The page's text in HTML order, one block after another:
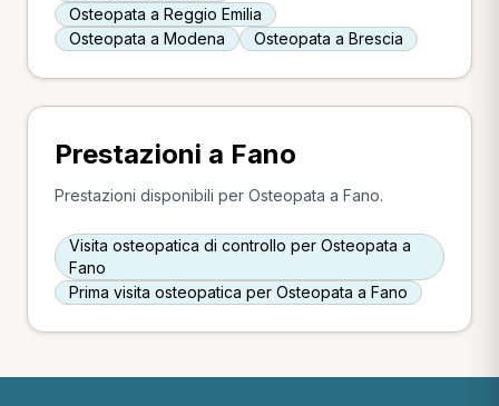
Osteopata a Reggio Emilia
Osteopata a Modena
Osteopata a Brescia
Prestazioni a Fano
Prestazioni disponibili per Osteopata a Fano.
Visita osteopatica di controllo per Osteopata a
Fano
Prima visita osteopatica per Osteopata a Fano